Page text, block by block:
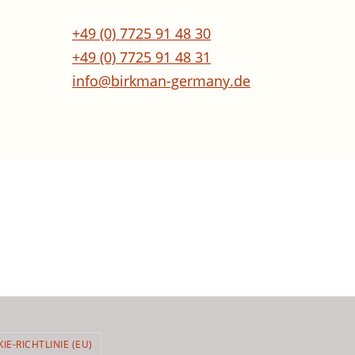
+49 (0) 7725 91 48 30
+49 (0) 7725 91 48 31
info@birkman-germany.de
RICHTLINIE (EU)